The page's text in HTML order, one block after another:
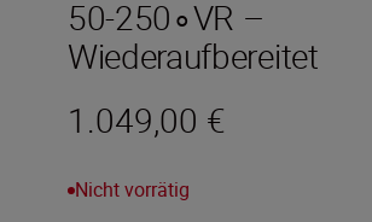
50-250∘VR –
Wiederaufbereitet
1.049,00 €
Nicht vorrätig